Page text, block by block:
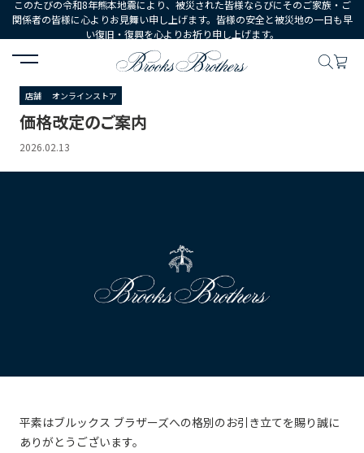
このたびの令和8年熊本地震により、被災された皆様ならびにそのご家族・ご
関係者の皆様に心よりお見舞い申し上げます。皆様の安全と被災地の一日も早
い復旧・復興を心よりお祈り申し上げます。
HOME 価格改定のご案内
店舗 オンラインストア
価格改定のご案内
2026.02.13
平素はブルックス ブラザーズへの格別のお引き立てを賜り誠に
ありがとうございます。